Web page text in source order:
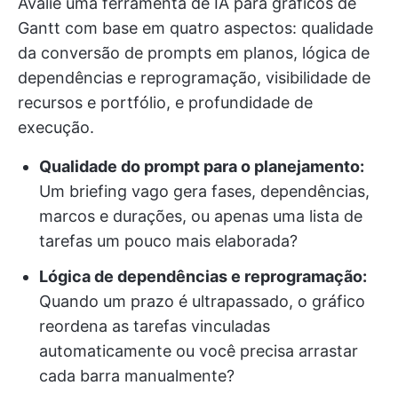
Gantt com base em quatro aspectos: qualidade
da conversão de prompts em planos, lógica de
dependências e reprogramação, visibilidade de
recursos e portfólio, e profundidade de
execução.
Qualidade do prompt para o planejamento:
Um briefing vago gera fases, dependências,
marcos e durações, ou apenas uma lista de
tarefas um pouco mais elaborada?
Lógica de dependências e reprogramação:
Quando um prazo é ultrapassado, o gráfico
reordena as tarefas vinculadas
automaticamente ou você precisa arrastar
cada barra manualmente?